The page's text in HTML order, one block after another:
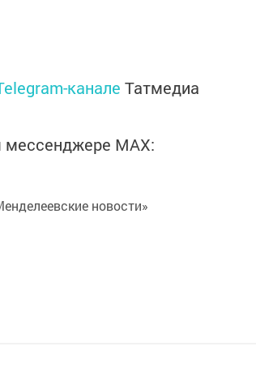
канале Татмедиа
мессенджере MАХ:
новости»